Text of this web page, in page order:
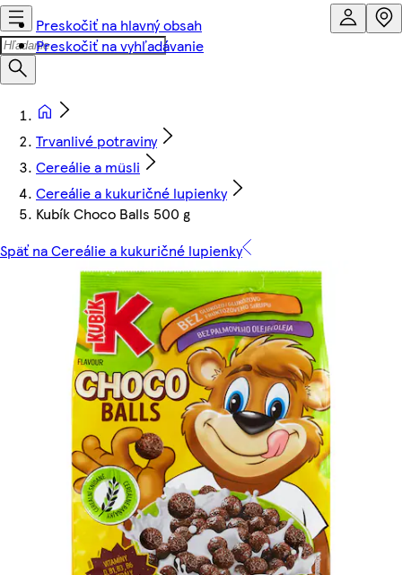
Preskočiť na hlavný obsah
Preskočiť na vyhľadávanie
Trvanlivé potraviny
Cereálie a müsli
Cereálie a kukuričné lupienky
Kubík Choco Balls 500 g
Späť na Cereálie a kukuričné lupienky